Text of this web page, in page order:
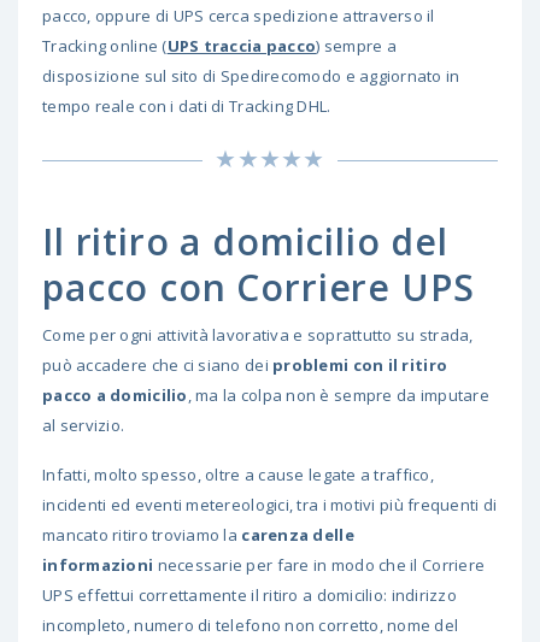
pacco, oppure di UPS cerca spedizione attraverso il
Tracking online (UPS traccia pacco) sempre a
disposizione sul sito di Spedirecomodo e aggiornato in
tempo reale con i dati di Tracking DHL.
Il ritiro a domicilio del
pacco con Corriere UPS
Come per ogni attività lavorativa e soprattutto su strada,
può accadere che ci siano dei problemi con il ritiro
pacco a domicilio, ma la colpa non è sempre da imputare
al servizio.
Infatti, molto spesso, oltre a cause legate a traffico,
incidenti ed eventi metereologici, tra i motivi più frequenti di
mancato ritiro troviamo la carenza delle
informazioni necessarie per fare in modo che il Corriere
UPS effettui correttamente il ritiro a domicilio: indirizzo
incompleto, numero di telefono non corretto, nome del